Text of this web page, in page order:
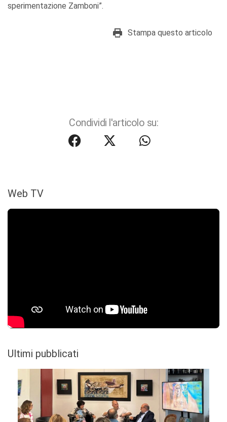
sperimentazione Zamboni”.
Stampa questo articolo
Condividi l'articolo su:
Web TV
Ultimi pubblicati